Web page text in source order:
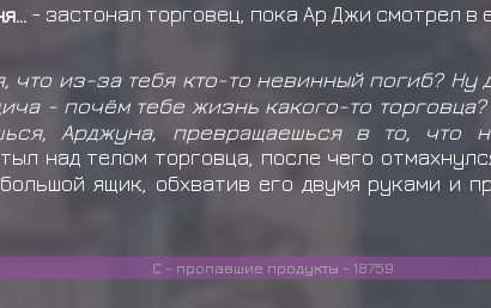
- застонал торговец, пока Ар Джи смотрел в
что из-за тебя кто-то невинный погиб?
- почём тебе жизнь какого-то
Арджуна, превращаешься в то, что
над телом торговца, после чего
ящик, обхватив его двумя руками и
С - пропавшие продукты - 18759